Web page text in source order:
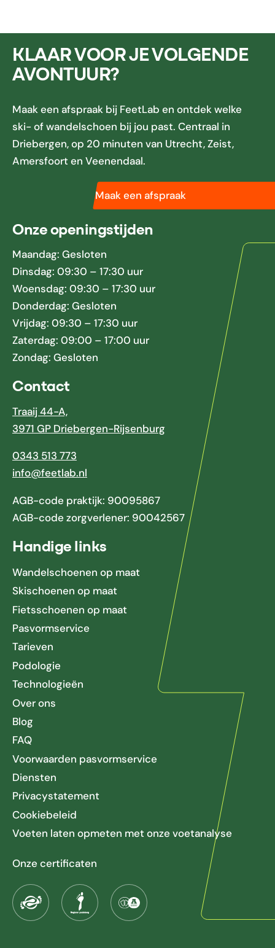
KLAAR VOOR JE VOLGENDE
AVONTUUR?
Maak een afspraak bij FeetLab en ontdek welke
ski- of wandelschoen bij jou past. Centraal in
Driebergen, op 20 minuten van Utrecht, Zeist,
Amersfoort en Veenendaal.
Maak een afspraak
Onze openingstijden
Maandag: Gesloten
Dinsdag: 09:30 – 17:30 uur
Woensdag: 09:30 – 17:30 uur
Donderdag: Gesloten
Vrijdag: 09:30 – 17:30 uur
Zaterdag: 09:00 – 17:00 uur
Zondag: Gesloten
Contact
Traaij 44-A,
3971 GP Driebergen-Rijsenburg
0343 513 773
info@feetlab.nl
AGB-code praktijk: 90095867
AGB-code zorgverlener: 90042567
Handige links
Wandelschoenen op maat
Skischoenen op maat
Fietsschoenen op maat
Pasvormservice
Tarieven
Podologie
Technologieën
Over ons
Blog
FAQ
Voorwaarden pasvormservice
Diensten
Privacystatement
Cookiebeleid
Voeten laten opmeten met onze voetanalyse
Onze certificaten